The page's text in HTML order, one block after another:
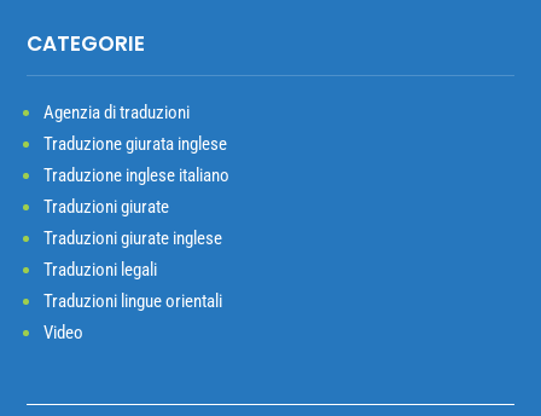
CATEGORIE
Agenzia di traduzioni
Traduzione giurata inglese
Traduzione inglese italiano
Traduzioni giurate
Traduzioni giurate inglese
Traduzioni legali
Traduzioni lingue orientali
Video